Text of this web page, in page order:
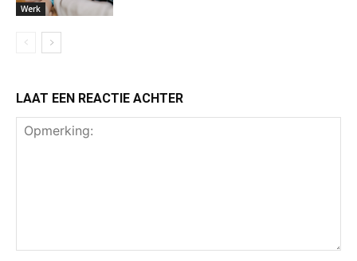
Werk
LAAT EEN REACTIE ACHTER